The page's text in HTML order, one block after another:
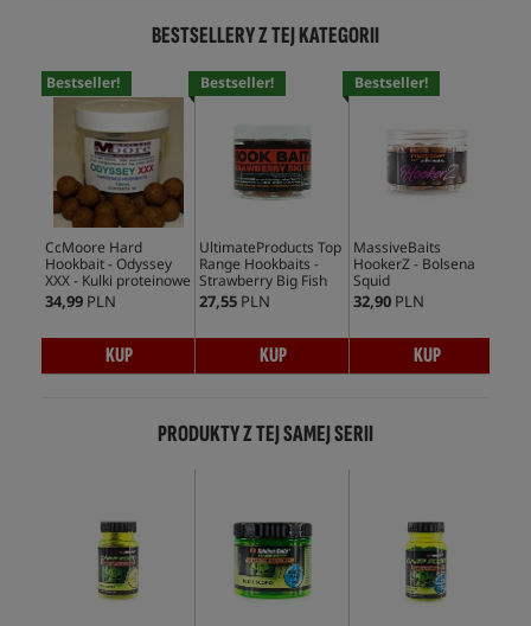
BESTSELLERY Z TEJ KATEGORII
Bestseller!
CcMoore Hard
Hookbait - Odyssey
XXX - Kulki proteinowe
34,99 PLN
KUP
Bestseller!
UltimateProducts Top
Range Hookbaits -
Strawberry Big Fish
27,55 PLN
KUP
Bestseller!
MassiveBaits
HookerZ - Bolsena
Squid
32,90 PLN
KUP
PRODUKTY Z TEJ SAMEJ SERII